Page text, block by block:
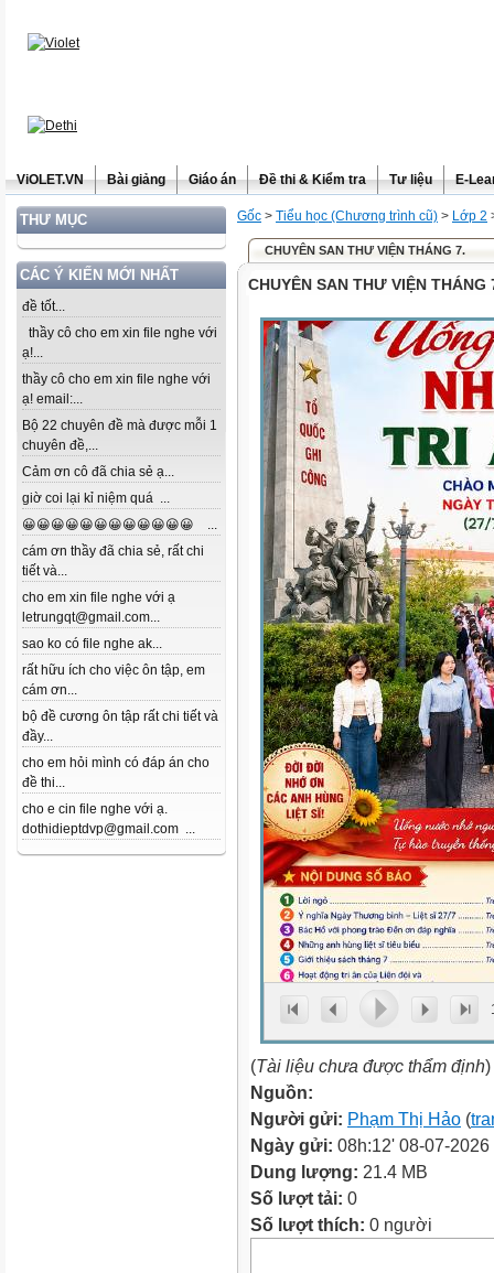
ViOLET.VN Bài giảng Giáo án Đề thi & Kiểm tra Tư liệu E-
THƯ MỤC
CÁC Ý KIẾN MỚI NHẤT
đề tốt...
thầy cô cho em xin file nghe với
ạ!...
thầy cô cho em xin file nghe với
ạ! email:...
Bộ 22 chuyên đề mà được mỗi 1
chuyên đề,...
Cảm ơn cô đã chia sẻ ạ...
giờ coi lại kỉ niệm quá ...
😀😀😀😀😀😀😀😀😀😀😀😀 ...
cám ơn thầy đã chia sẻ, rất chi
tiết và...
cho em xin file nghe với ạ
letrungqt@gmail.com...
sao ko có file nghe ak...
rất hữu ích cho việc ôn tập, em
cám ơn...
bộ đề cương ôn tập rất chi tiết và
đầy...
cho em hỏi mình có đáp án cho
đề thi...
cho e cin file nghe với ạ.
dothidieptdvp@gmail.com ...
Gốc > Tiểu học (Chương trình cũ) > Lớp 2
CHUYÊN SAN THƯ VIỆN THÁNG 7.
CHUYÊN SAN THƯ VIỆN THÁNG
(Tài liệu chưa được thẩm định)
Nguồn:
Người gửi: Phạm Thị Hảo (
Ngày gửi: 08h:12' 08-07-2026
Dung lượng: 21.4 MB
Số lượt tải: 0
Số lượt thích: 0 người